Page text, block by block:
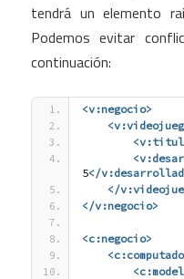
tendrá un elemento
Podemos evitar
continuación:
<v:negocio>
5</
</
</v:negocio>
<c:negocio>